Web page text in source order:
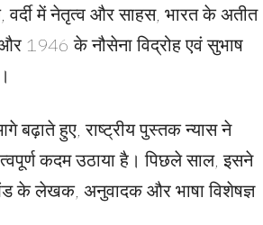
में नेतृत्व और साहस, भारत के अतीत
1946 के नौसेना विद्रोह एवं सुभाष
बढ़ाते हुए, राष्ट्रीय पुस्तक न्यास ने
कदम उठाया है। पिछले साल, इसने
के लेखक, अनुवादक और भाषा विशेषज्ञ